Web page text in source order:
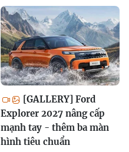
[GALLERY] Ford
Explorer 2027 nâng cấp
mạnh tay - thêm ba màn
hình tiêu chuẩn